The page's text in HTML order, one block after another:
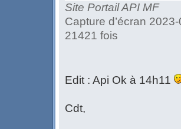
Site Portail API MF
Capture d’écran
21421 fois
Edit : Api Ok à 14h11
Cdt,